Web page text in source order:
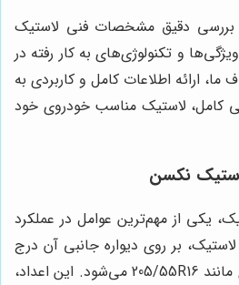
بررسی دقیق مشخصات فنی لاستیک
و تکنولوژی‌های به کار رفته در
ارائه اطلاعات کامل و کاربردی به
کامل، لاستیک مناسب خودروی خود
نکسن
یکی از مهم‌ترین عوامل در عملکرد
بر روی دیواره جانبی آن درج
شده است و شامل اعدادی مانند 205/55R16 می‌شود. این اعداد،